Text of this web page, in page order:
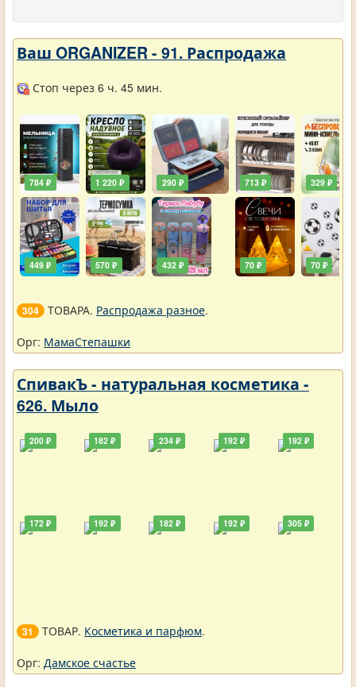
Ваш ORGANIZER - 91. Распродажа
Стоп через 6 ч. 45 мин.
784 ₽
449 ₽
1 220 ₽
570 ₽
290 ₽
432 ₽
713 ₽
70 ₽
329 ₽
70 ₽
304 ТОВАРА. Распродажа разное.
Орг: МамаСтепашки
СпивакЪ - натуральная косметика -
626. Мыло
200 ₽
172 ₽
182 ₽
192 ₽
234 ₽
182 ₽
192 ₽
192 ₽
192 ₽
305 ₽
31 ТОВАР. Косметика и парфюм.
Орг: Дамское счастье